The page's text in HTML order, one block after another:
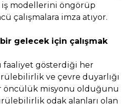
modellerini öngörüp
çalışmalara imza atıyor.
gelecek için çalışmak
faaliyet gösterdiği her
ve çevre duyarlığı
öncülük misyonu olduğunu
odak alanları olan